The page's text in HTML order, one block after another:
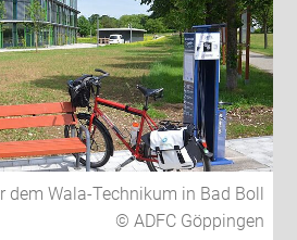
dem Wala-Technikum in Bad Boll
© ADFC Göppingen